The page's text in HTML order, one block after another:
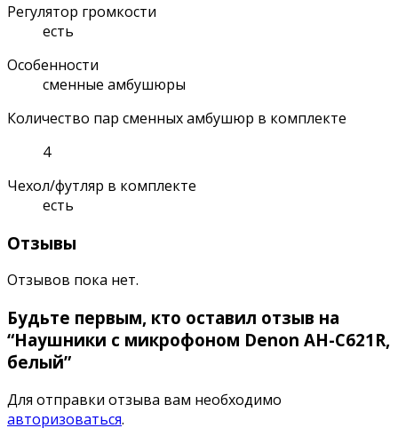
Регулятор громкости
есть
Особенности
сменные амбушюры
Количество пар сменных амбушюр в комплекте
4
Чехол/футляр в комплекте
есть
Отзывы
Отзывов пока нет.
Будьте первым, кто оставил отзыв на
“Наушники с микрофоном Denon AH-C621R,
белый”
Для отправки отзыва вам необходимо
авторизоваться.